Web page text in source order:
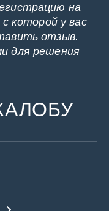
на
которой у вас
отзыв.
для решения